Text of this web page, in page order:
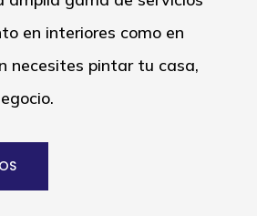
en interiores como en
necesites pintar tu casa,